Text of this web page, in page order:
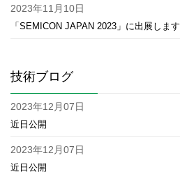
2023年11月10日
「SEMICON JAPAN 2023」に出展します
技術ブログ
2023年12月07日
近日公開
2023年12月07日
近日公開